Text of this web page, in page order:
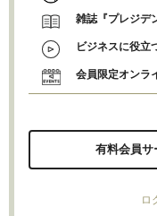
雑誌『プレジデ
ビジネスに役立
会員限定オンラ
有料会員サ
ロ